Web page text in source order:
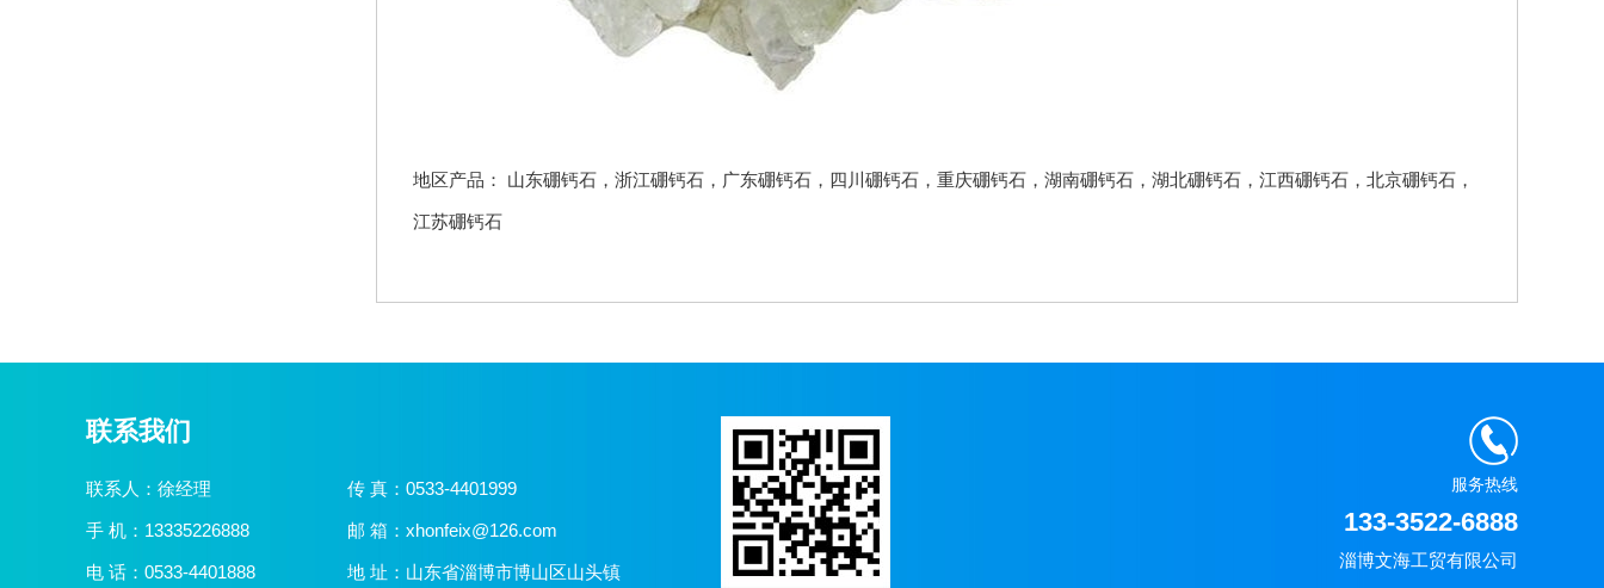
地区产品： 山东硼钙石 ， 浙江硼钙石 ， 广东硼钙石 ， 四川硼钙石 ， 重庆硼钙石 ， 湖南硼钙石 ， 湖北硼钙石 ， 江西硼钙石 ， 北京硼钙石 ，
江苏硼钙石
联系我们
联系人：徐经理
手 机：13335226888
电 话：0533-4401888
传 真：0533-4401999
邮 箱：xhonfeix@126.com
地 址：山东省淄博市博山区山头镇
服务热线
133-3522-6888
淄博文海工贸有限公司